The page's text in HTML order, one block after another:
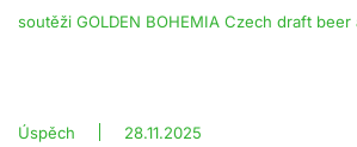
soutěži GOLDEN BOHEMIA Czech draft
Úspěch 28.11.2025